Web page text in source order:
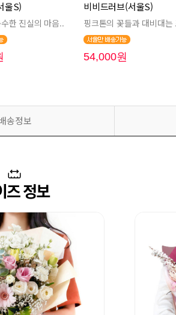
울S)
한 진실의 마음..
비비드러브(서울S)
핑크톤의 꽃들과 대비대는
54,000원
송정보
즈 정보